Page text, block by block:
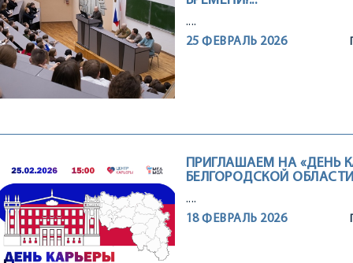
....
25 ФЕВРАЛЬ 2026
ПРИГЛАШАЕМ НА «ДЕНЬ
БЕЛГОРОДСКОЙ ОБЛАСТИ
....
18 ФЕВРАЛЬ 2026